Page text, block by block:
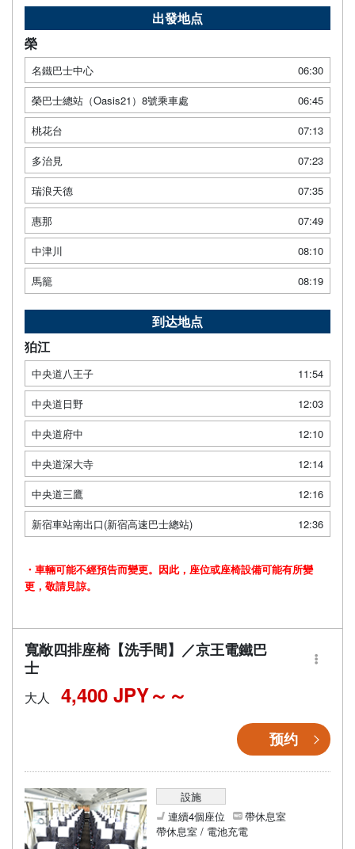
出發地点
榮
名鐵巴士中心
06:30
榮巴士總站（Oasis21）8號乘車處
06:45
桃花台
07:13
多治見
07:23
瑞浪天德
07:35
惠那
07:49
中津川
08:10
馬籠
08:19
到达地点
狛江
中央道八王子
11:54
中央道日野
12:03
中央道府中
12:10
中央道深大寺
12:14
中央道三鷹
12:16
新宿車站南出口(新宿高速巴士總站)
12:36
・車輛可能不經預告而變更。因此，座位或座椅設備可能有所變
更，敬請見諒。
寬敞四排座椅【洗手間】／京王電鐵巴
士
大人 4,400 JPY～
预约
設施
連續4個座位
帶休息室
帶休息室 / 電池充電